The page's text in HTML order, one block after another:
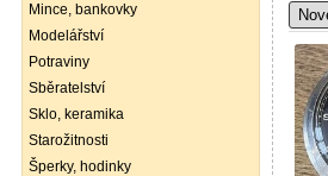
Mince, bankovky
Modelářství
Potraviny
Sběratelství
Sklo, keramika
Starožitnosti
Šperky, hodinky